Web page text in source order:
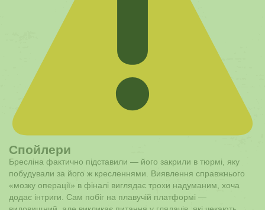
Спойлери
Бресліна фактично підставили — його закрили в тюрмі, яку
побудували за його ж кресленнями. Виявлення справжнього
«мозку операції» в фіналі виглядає трохи надуманим, хоча
додає інтриги. Сам побіг на плавучій платформі —